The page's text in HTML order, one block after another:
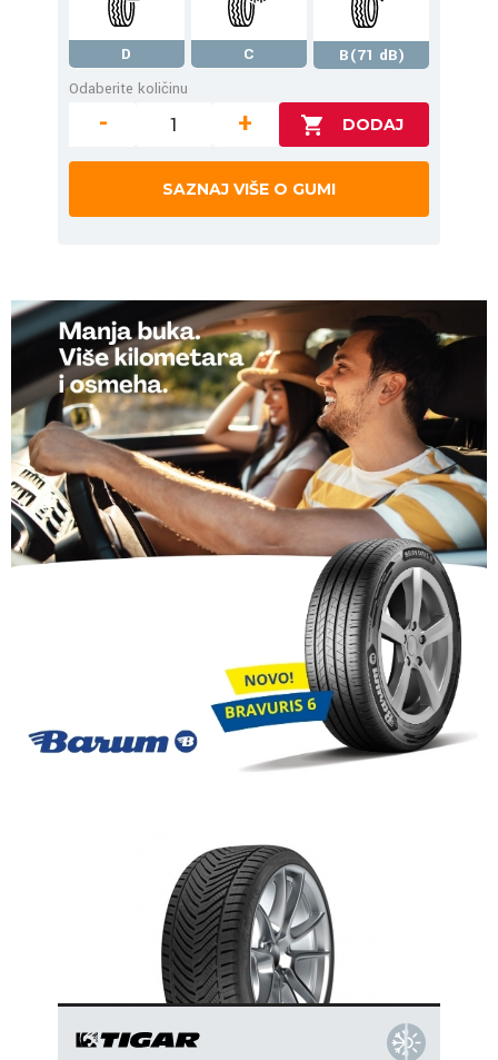
D C
B(71 dB)
Odaberite količinu
- +
SAZNAJ VIŠE O GUMI